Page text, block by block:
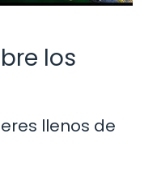
los
llenos de